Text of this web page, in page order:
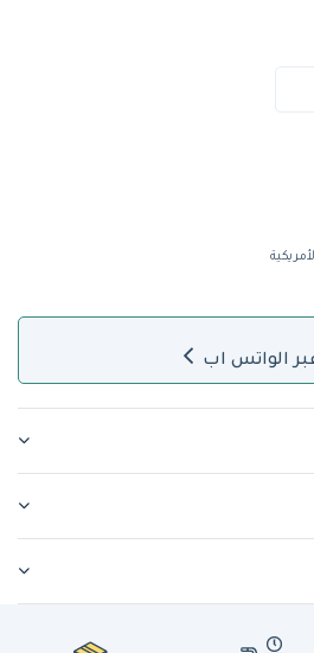
الواتس اب